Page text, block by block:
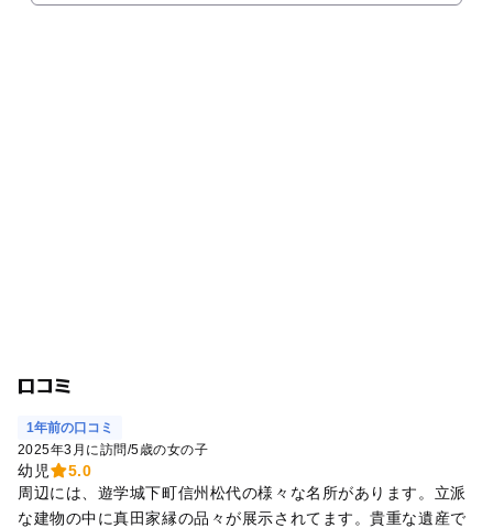
口コミ
1年前の口コミ
2025年3月に訪問/5歳の女の子
幼児
5.0
周辺には、遊学城下町信州松代の様々な名所があります。立派
な建物の中に真田家縁の品々が展示されてます。貴重な遺産で